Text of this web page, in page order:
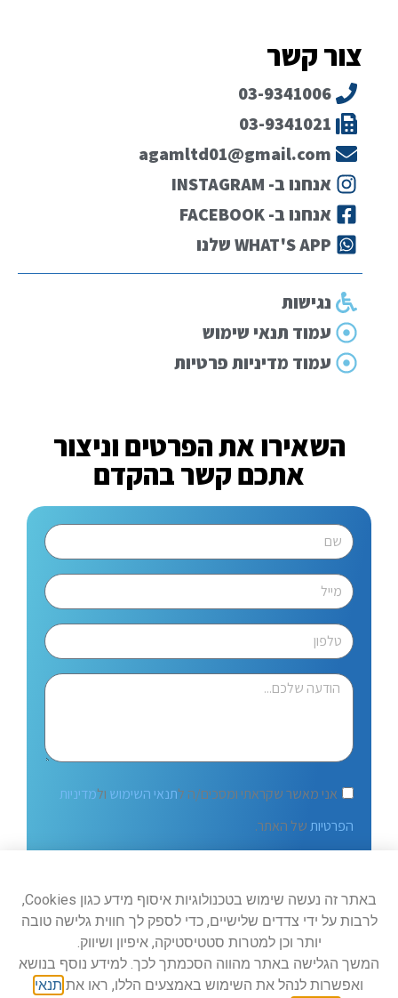
צור קשר
03-9341006
03-9341021
agamltd01@gmail.com
אנחנו ב- INSTAGRAM
אנחנו ב- FACEBOOK
WHAT'S APP שלנו
נגישות
עמוד תנאי שימוש
עמוד מדיניות פרטיות
השאירו את הפרטים וניצור
אתכם קשר בהקדם
אני מאשר שקראתי ומסכים/ה לתנאי השימוש ולמדיניות
הפרטיותשל האתר.
באתר זה נעשה שימוש בטכנולוגיות איסוף מידע כגון Cookies,
לרבות על ידי צדדים שלישיים, כדי לספק לך חווית גלישה טובה
יותר וכן למטרות סטטיסטיקה, איפיון ושיווק.
המשך הגלישה באתר מהווה הסכמתך לכך. למידע נוסף בנושא
ואפשרות לנהל את השימוש באמצעים הללו, ראו את תנאי